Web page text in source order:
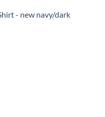
- new navy/dark